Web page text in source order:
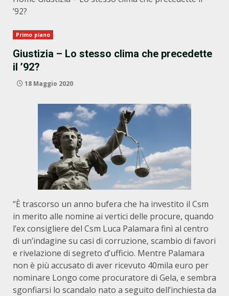
’92?
Primo piano
Giustizia – Lo stesso clima che precedette
il ’92?
18 Maggio 2020
“È trascorso un anno bufera che ha investito il Csm
in merito alle nomine ai vertici delle procure, quando
l’ex consigliere del Csm Luca Palamara finì al centro
di un’indagine su casi di corruzione, scambio di favori
e rivelazione di segreto d’ufficio. Mentre Palamara
non è più accusato di aver ricevuto 40mila euro per
nominare Longo come procuratore di Gela, e sembra
sgonfiarsi lo scandalo nato a seguito dell’inchiesta da